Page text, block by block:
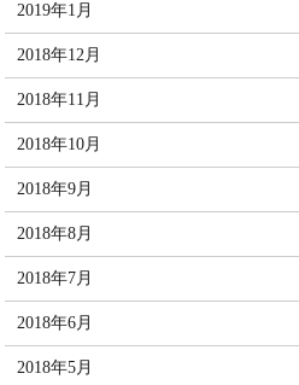
2019年1月
2018年12月
2018年11月
2018年10月
2018年9月
2018年8月
2018年7月
2018年6月
2018年5月